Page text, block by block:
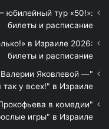
юбилейный тур «50!»:
билеты и расписание
в Израиле 2026:
билеты и расписание
Валерии Яковлевой —
так у всех!" в Израиле
в комедии
игры" в Израиле